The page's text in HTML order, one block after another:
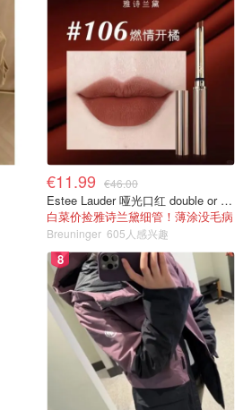
€11.99 €46.00
Estee Lauder 哑光口红 double or nothing色号
白菜价捡雅诗兰黛细管！薄涂没毛病
Breuninger 605人感兴趣
8